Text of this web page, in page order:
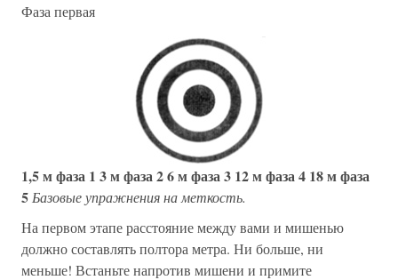
Фаза первая
1,5 м фаза 1 3 м фаза 26 м фаза 3 12 м фаза 4 18 м фаза
5 Базовые упражнения на меткость.
На первом этапе расстояние между вами и мишенью
должно составлять полтора метра. Ни больше, ни
меньше! Встаньте напротив мишени и примите